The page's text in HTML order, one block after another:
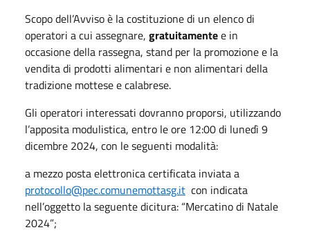
Scopo dell’Avviso è la costituzione di un elenco di
operatori a cui assegnare, gratuitamentee in
occasione della rassegna, stand per la promozione e la
vendita di prodotti alimentari e non alimentari della
tradizione mottese e calabrese.
Gli operatori interessati dovranno proporsi, utilizzando
l’apposita modulistica, entro le ore 12:00 di lunedì 9
dicembre 2024, con le seguenti modalità:
a mezzo posta elettronica certificata inviata a
protocollo@pec.comunemottasg.it con indicata
nell’oggetto la seguente dicitura: “Mercatino di Natale
2024”;